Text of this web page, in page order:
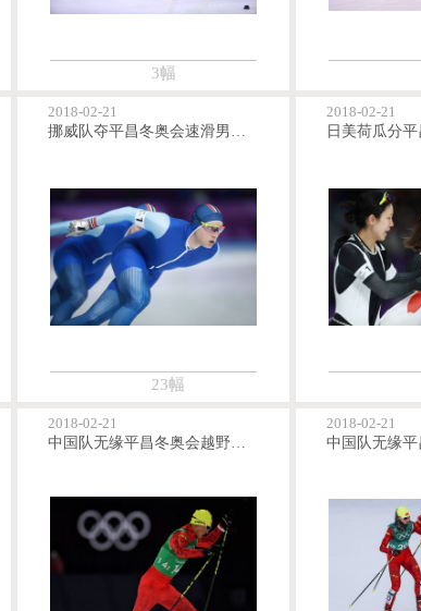
3幅
2018-02-21
挪威队夺平昌冬奥会速滑男子团队追逐赛金牌
23幅
2018-02-21
2018-02-21
中国队无缘平昌冬奥会越野滑雪男团短距离自由技术决赛
2018-02-21